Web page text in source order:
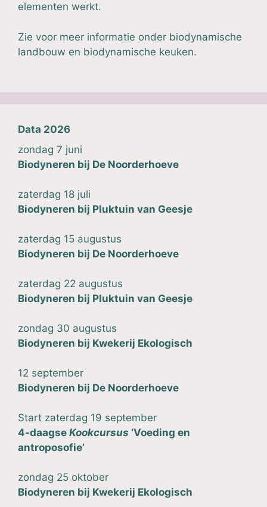
elementen werkt.
Zie voor meer informatie onder biodynamische
landbouw en biodynamische keuken.
Data 2026
zondag 7 juni
Biodyneren bij De Noorderhoeve
zaterdag 18 juli
Biodyneren bij Pluktuin van Geesje
zaterdag 15 augustus
Biodyneren bij De Noorderhoeve
zaterdag 22 augustus
Biodyneren bij Pluktuin van Geesje
zondag 30 augustus
Biodyneren bij Kwekerij Ekologisch
12 september
Biodyneren bij De Noorderhoeve
Start zaterdag 19 september
4-daagse Kookcursus ‘Voeding en
antroposofie’
zondag 25 oktober
Biodyneren bij Kwekerij Ekologisch